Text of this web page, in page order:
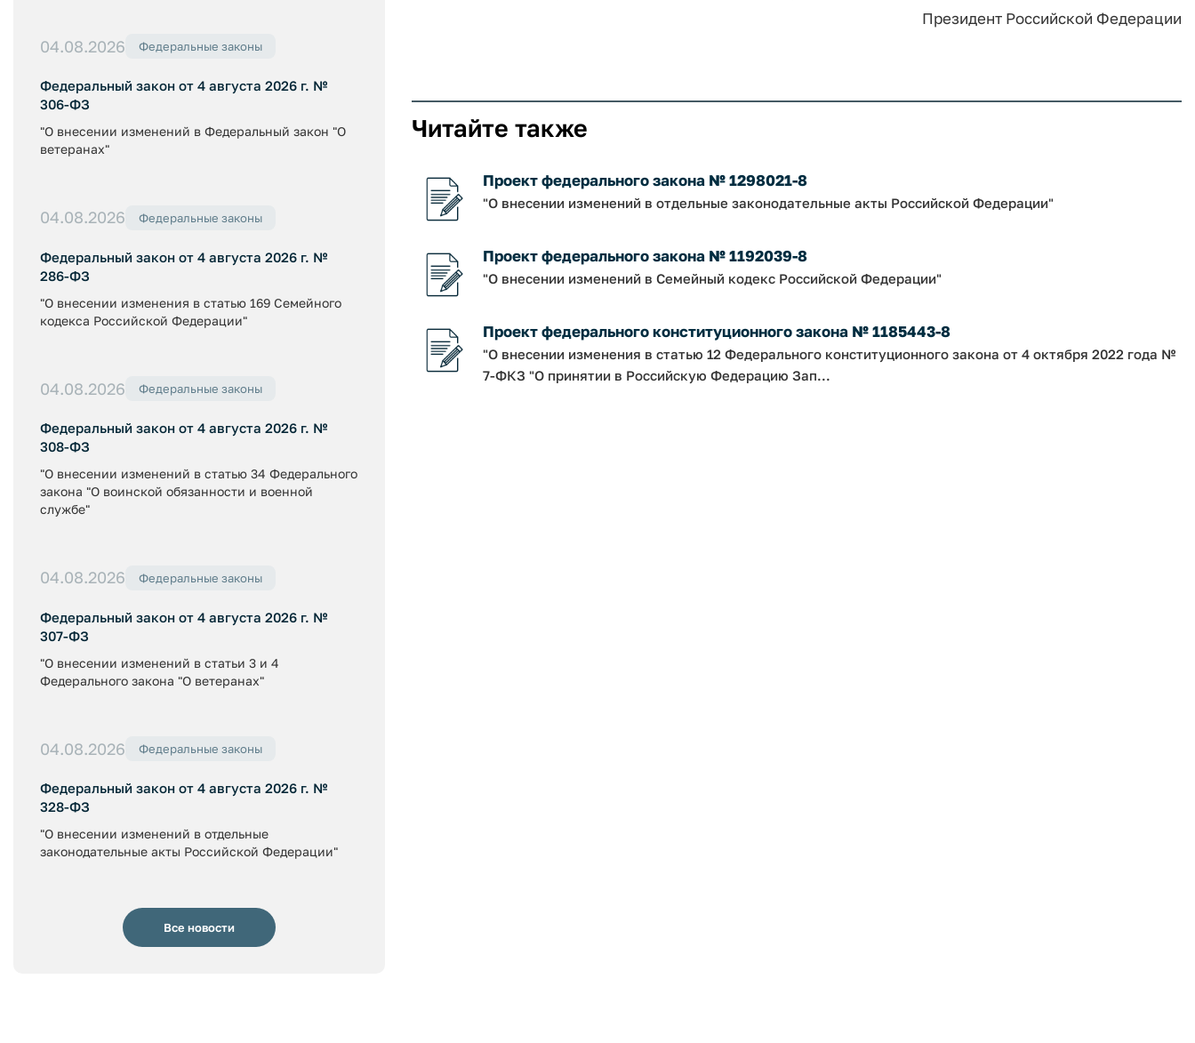
04.08.2026 Федеральные законы
Федеральный закон от 4 августа 2026 г. №
306-ФЗ
"О внесении изменений в Федеральный закон "О
ветеранах"
04.08.2026 Федеральные законы
Федеральный закон от 4 августа 2026 г. №
286-ФЗ
"О внесении изменения в статью 169 Семейного
кодекса Российской Федерации"
04.08.2026 Федеральные законы
Федеральный закон от 4 августа 2026 г. №
308-ФЗ
"О внесении изменений в статью 34 Федерального
закона "О воинской обязанности и военной
службе"
04.08.2026 Федеральные законы
Федеральный закон от 4 августа 2026 г. №
307-ФЗ
"О внесении изменений в статьи 3 и 4
Федерального закона "О ветеранах"
04.08.2026 Федеральные законы
Федеральный закон от 4 августа 2026 г. №
328-ФЗ
"О внесении изменений в отдельные
законодательные акты Российской Федерации"
Все новости
Президент Российской Федерации
Читайте также
Проект федерального закона № 1298021-8
"О внесении изменений в отдельные законодательные акты Российской Федерации"
Проект федерального закона № 1192039-8
"О внесении изменений в Семейный кодекс Российской Федерации"
Проект федерального конституционного закона № 1185443-8
"О внесении изменения в статью 12 Федерального конституционного закона от 4 октября 2022 года №
7-ФКЗ "О принятии в Российскую Федерацию Зап...